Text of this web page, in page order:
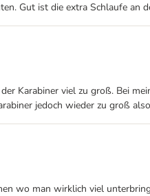
Gut ist die extra Schlaufe an
Karabiner viel zu groß. Bei
jedoch wieder zu groß
wo man wirklich viel